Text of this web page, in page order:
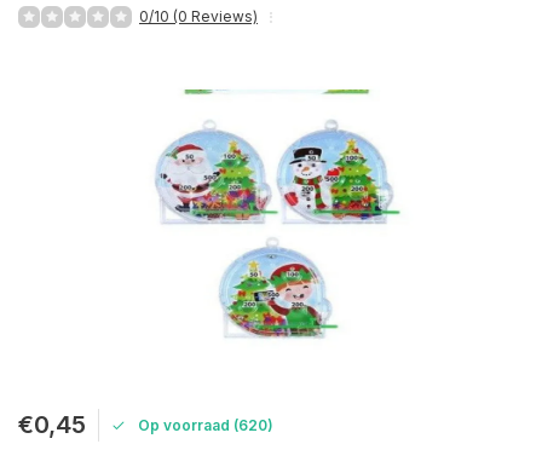
0/10 (0 Reviews)
€0,45 Op voorraad (620)